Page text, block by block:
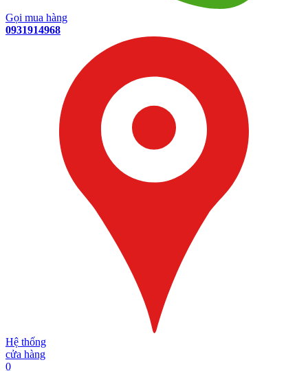
Gọi mua hàng
0931914968
Hệ thống
cửa hàng
0